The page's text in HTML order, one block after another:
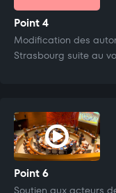
Point 4
Modification des
Strasbourg suite au
Point 6
Soutien aux acteurs